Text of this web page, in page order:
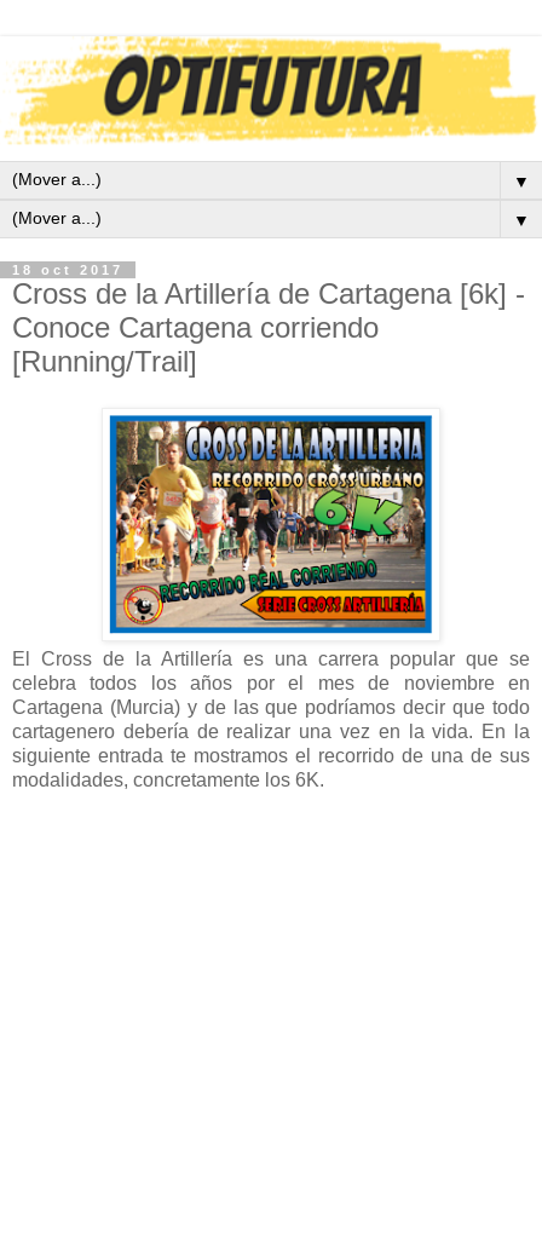
▼
▼
18 oct 2017
Cross de la Artillería de Cartagena [6k] -
Conoce Cartagena corriendo
[Running/Trail]
El Cross de la Artillería es una carrera popular que se
celebra todos los años por el mes de noviembre en
Cartagena (Murcia) y de las que podríamos decir que todo
cartagenero debería de realizar una vez en la vida. En la
siguiente entrada te mostramos el recorrido de una de sus
modalidades, concretamente los 6K.